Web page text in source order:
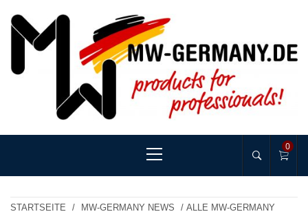
content
MW-GERMANY
products for professionals!
Menu
0
STARTSEITE / MW-GERMANY NEWS
/ ALLE MW-GERMANY